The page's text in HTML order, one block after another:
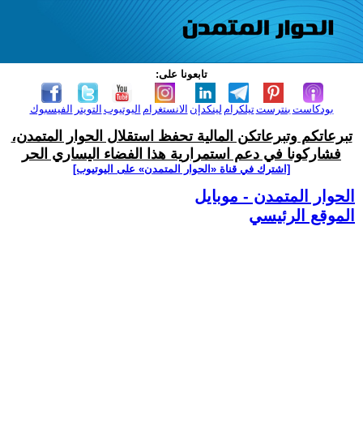
تابعونا على:
الفيسبوك التويتر اليوتيوب الانستغرام لينكدإن تيلكرامبنترست بودكاست
تبرعاتكم وتبرعاتكن المالية تحفظ استقلال الحوار المتمدن،
فشاركونا في دعم استمرارية هذا الفضاء اليساري الحر
[اشترك في قناة ‫«الحوار المتمدن» على اليوتيوب]
الحوار المتمدن - موبايل
الموقع الرئيسي